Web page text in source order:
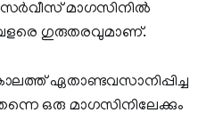
മാഗസിനില്‍
ഗുരുതരവുമാണ്.
ഏതാണ്ടവസാനിപ്പിച്ച
ഒരു മാഗസിനിലേക്കും